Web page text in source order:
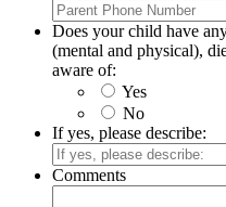
Does your child have
(mental and physical),
aware of:
Yes
No
If yes, please describe:
Comments